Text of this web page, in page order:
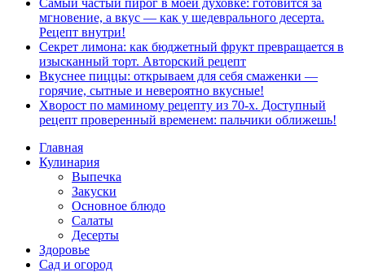
Самый частый пирог в моей духовке: готовится за
мгновение, а вкус — как у шедеврального десерта.
Рецепт внутри!
Секрет лимона: как бюджетный фрукт превращается в
изысканный торт. Авторский рецепт
Вкуснее пиццы: открываем для себя смаженки —
горячие, сытные и невероятно вкусные!
Хворост по маминому рецепту из 70-х. Доступный
рецепт проверенный временем: пальчики оближешь!
Главная
Кулинария
Выпечка
Закуски
Основное блюдо
Салаты
Десерты
Здоровье
Сад и огород